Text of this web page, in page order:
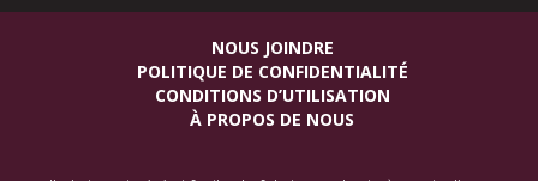
NOUS JOINDRE
POLITIQUE DE CONFIDENTIALITÉ
CONDITIONS D’UTILISATION
À PROPOS DE NOUS